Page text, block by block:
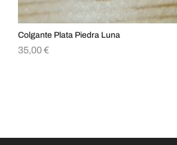
Colgante Plata Piedra Luna
35,00€